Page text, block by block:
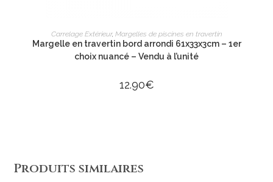
AJOUTER AU PANIER
Carrelage Extérieur, Margelles de piscines en travertin
Margelle en travertin bord arrondi 61x33x3cm – 1er
choix nuancé – Vendu à l’unité
12.90€
Produits similaires